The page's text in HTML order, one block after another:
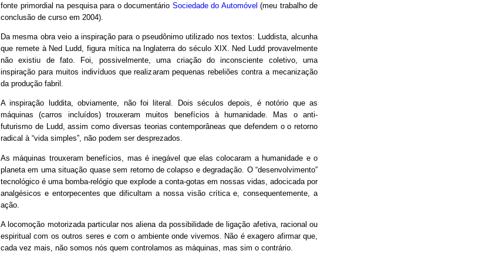
fonte primordial na pesquisa para o documentário Sociedade do Automóvel (meu trabalho de
conclusão de curso em 2004).
Da mesma obra veio a inspiração para o pseudônimo utilizado nos textos: Luddista, alcunha
que remete à Ned Ludd, figura mítica na Inglaterra do século XIX. Ned Ludd provavelmente
não existiu de fato. Foi, possivelmente, uma criação do inconsciente coletivo, uma
inspiração para muitos indivíduos que realizaram pequenas rebeliões contra a mecanização
da produção fabril.
A inspiração luddita, obviamente, não foi literal. Dois séculos depois, é notório que as
máquinas (carros incluídos) trouxeram muitos benefícios à humanidade. Mas o anti-
futurismo de Ludd, assim como diversas teorias contemporâneas que defendem o o retorno
radical à “vida simples”, não podem ser desprezados.
As máquinas trouxeram benefícios, mas é inegável que elas colocaram a humanidade e o
planeta em uma situação quase sem retorno de colapso e degradação. O “desenvolvimento”
tecnológico é uma bomba-relógio que explode a conta-gotas em nossas vidas, adocicada por
analgésicos e entorpecentes que dificultam a nossa visão crítica e, consequentemente, a
ação.
A locomoção motorizada particular nos aliena da possibilidade de ligação afetiva, racional ou
espiritual com os outros seres e com o ambiente onde vivemos. Não é exagero afirmar que,
cada vez mais, não somos nós quem controlamos as máquinas, mas sim o contrário.